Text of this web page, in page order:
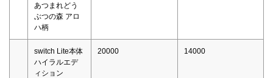
あつまれどう
ぶつの森 アロ
ハ柄
switch Lite本体
ハイラルエデ
ィション
20000 14000